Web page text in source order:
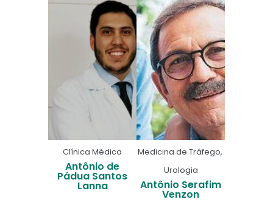
Clínica Médica
Antônio de
Pádua Santos
Lanna
Medicina de Tráfego,
Urologia
Antônio Serafim
Venzon